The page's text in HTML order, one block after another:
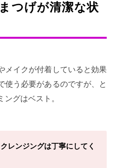
つげが清潔な状
メイクが付着していると効果
使う必要があるのですが、と
グはベスト。
レンジングは丁寧にしてく